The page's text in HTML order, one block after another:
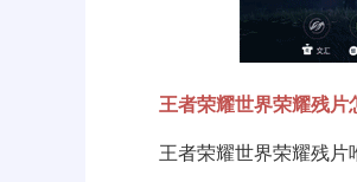
王者荣耀世界荣耀残片
王者荣耀世界荣耀残片唯